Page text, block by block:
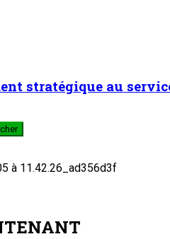
stratégique au